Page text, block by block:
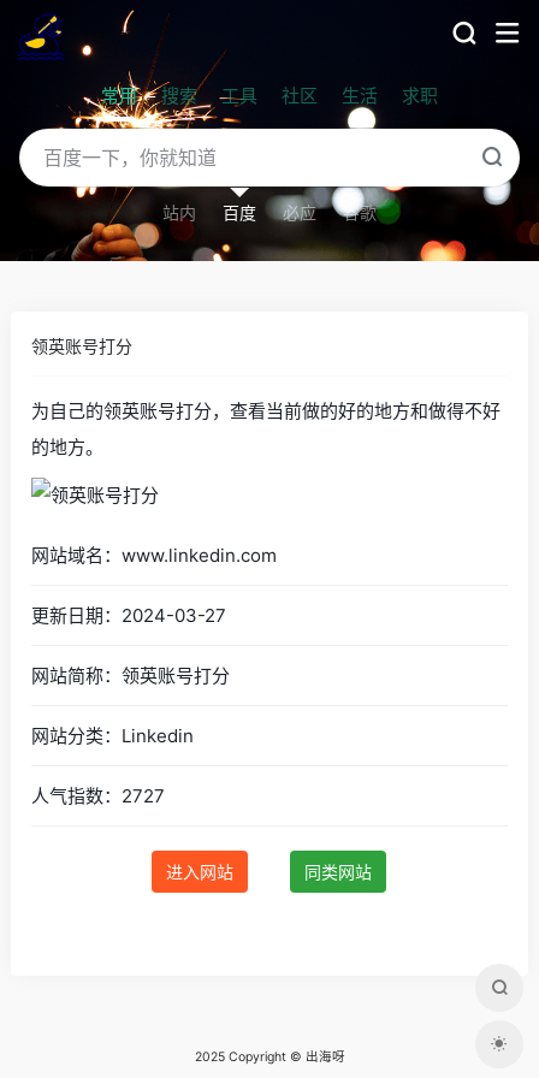
常用 搜索 工具 社区 生活 求职
站内 百度 必应 谷歌
领英账号打分
为自己的领英账号打分，查看当前做的好的地方和做得不好
的地方。
网站域名：www.linkedin.com
更新日期：2024-03-27
网站简称：领英账号打分
网站分类：Linkedin
人气指数：2727
进入网站 同类网站
2025 Copyright © 出海呀